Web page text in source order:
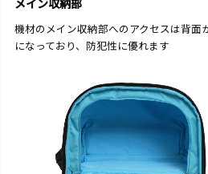
メイン収納部
機材のメイン収納部へのアクセスは背面
になっており、防犯性に優れます